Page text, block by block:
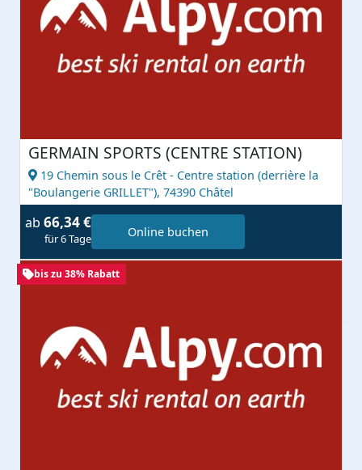
GERMAIN SPORTS (CENTRE STATION)
19 Chemin sous le Crêt - Centre station (derrière la
"Boulangerie GRILLET"), 74390 Châtel
ab 66,34 €
für 6 Tage Online buchen
bis zu 38% Rabatt